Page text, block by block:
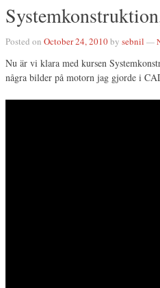
Posted on October 24, 2010by sebnil —
Nu är vi klara med kursen
några bilder på motorn jag gjorde i